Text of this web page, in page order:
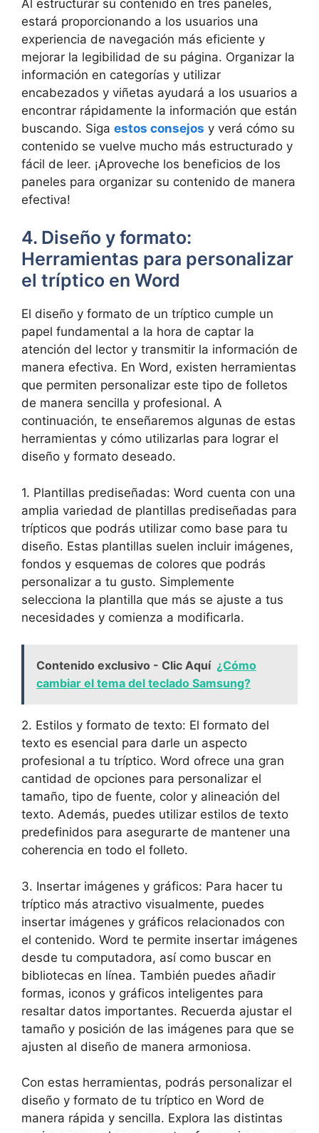
Al estructurar su contenido en tres paneles,
estará proporcionando a los usuarios una
experiencia de navegación más eficiente y
mejorar la legibilidad de su página. Organizar la
información en categorías y utilizar
encabezados y viñetas ayudará a los usuarios a
encontrar rápidamente la información que están
buscando. Siga estos consejos y verá cómo su
contenido se vuelve mucho más estructurado y
fácil de leer. ¡Aproveche los beneficios de los
paneles para organizar su contenido de manera
efectiva!
4. Diseño y formato:
Herramientas para personalizar
el tríptico en Word
El diseño y formato de un tríptico cumple un
papel fundamental a la hora de captar la
atención del lector y transmitir la información de
manera efectiva. En Word, existen herramientas
que permiten personalizar este tipo de folletos
de manera sencilla y profesional. A
continuación, te enseñaremos algunas de estas
herramientas y cómo utilizarlas para lograr el
diseño y formato deseado.
1. Plantillas prediseñadas: Word cuenta con una
amplia variedad de plantillas prediseñadas para
trípticos que podrás utilizar como base para tu
diseño. Estas plantillas suelen incluir imágenes,
fondos y esquemas de colores que podrás
personalizar a tu gusto. Simplemente
selecciona la plantilla que más se ajuste a tus
necesidades y comienza a modificarla.
Contenido exclusivo - Clic Aquí ¿Cómo
cambiar el tema del teclado Samsung?
2. Estilos y formato de texto: El formato del
texto es esencial para darle un aspecto
profesional a tu tríptico. Word ofrece una gran
cantidad de opciones para personalizar el
tamaño, tipo de fuente, color y alineación del
texto. Además, puedes utilizar estilos de texto
predefinidos para asegurarte de mantener una
coherencia en todo el folleto.
3. Insertar imágenes y gráficos: Para hacer tu
tríptico más atractivo visualmente, puedes
insertar imágenes y gráficos relacionados con
el contenido. Word te permite insertar imágenes
desde tu computadora, así como buscar en
bibliotecas en línea. También puedes añadir
formas, iconos y gráficos inteligentes para
resaltar datos importantes. Recuerda ajustar el
tamaño y posición de las imágenes para que se
ajusten al diseño de manera armoniosa.
Con estas herramientas, podrás personalizar el
diseño y formato de tu tríptico en Word de
manera rápida y sencilla. Explora las distintas